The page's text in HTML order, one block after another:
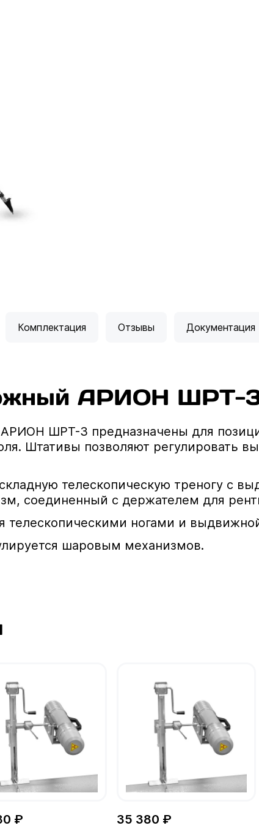
Комплектация Отзывы Документация
АРИОН ШРТ-
ШРТ-3 предназначены для
Штативы позволяют регулировать
телескопическую треногу с
соединенный с держателем для
телескопическими ногами и
шаровым механизмов.
₽ 35 380 ₽